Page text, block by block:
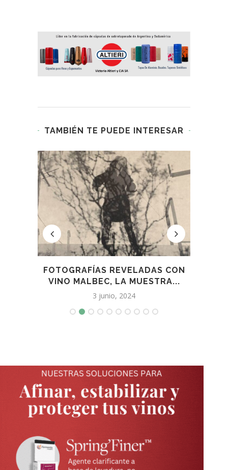
TAMBIÉN TE PUEDE INTERESAR
FOTOGRAFÍAS REVELADAS CON
VINO MALBEC, LA MUESTRA...
3 junio, 2024